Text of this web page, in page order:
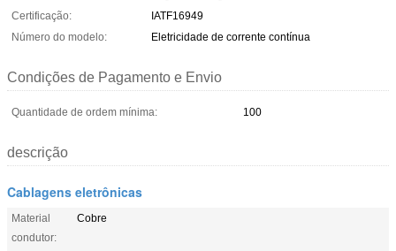
Certificação:
IATF16949
Número do modelo:
Eletricidade de corrente contínua
Condições de Pagamento e Envio
Quantidade de ordem mínima: 100
descrição
Cablagens eletrônicas
Material
condutor:
Cobre